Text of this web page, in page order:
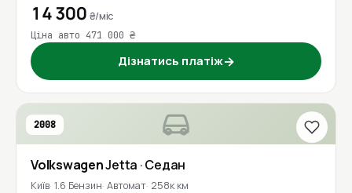
14 300 ₴/міс
Ціна авто 471 000 ₴
Дізнатись платіж→
2008
VolkswagenJetta · Седан
Київ 1.6 Бензин Автомат 258к км